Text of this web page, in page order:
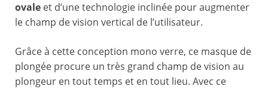
ovale et d’une technologie inclinée pour augmenter
le champ de vision vertical de l’utilisateur.
Grâce à cette conception mono verre, ce masque de
plongée procure un très grand champ de vision au
plongeur en tout temps et en tout lieu. Avec ce